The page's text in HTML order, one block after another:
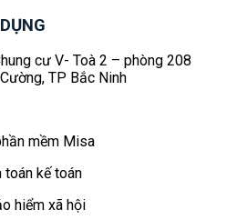
cư V- Toà 2 – phòng 208
TP Bắc Ninh
mềm Misa
toán kế toán
hiểm xã hội